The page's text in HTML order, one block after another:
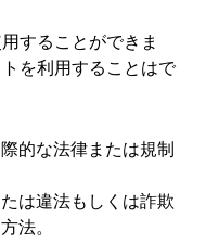
することができま
を利用することはで
的な法律または規制
は違法もしくは詐欺
法。